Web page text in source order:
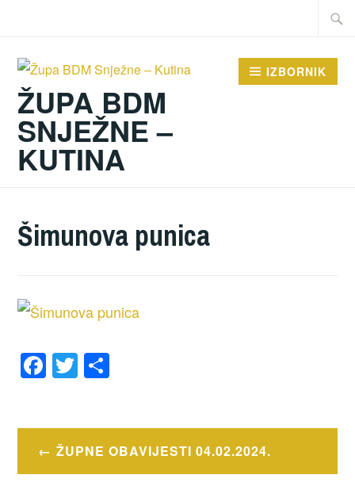
sadržaj
Traži:
ŽUPA BDM
SNJEŽNE –
KUTINA
IZBORNIK
Šimunova punica
F
a
e
b
T
wi
er e
Navigacija
objava
ŽUPNE OBAVIJESTI 04.02.2024.